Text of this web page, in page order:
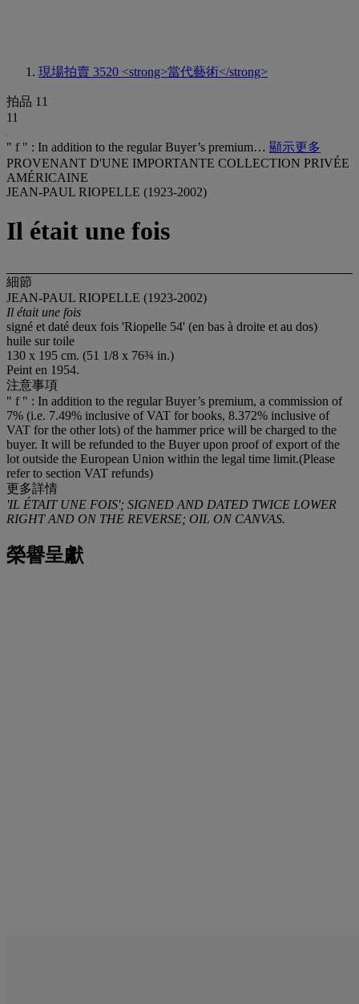
現場拍賣 3520 <strong>當代藝術</strong>
拍品 11
11
" f " : In addition to the regular Buyer’s premium… 顯示更多
PROVENANT D'UNE IMPORTANTE COLLECTION PRIVÉE
AMÉRICAINE
JEAN-PAUL RIOPELLE (1923-2002)
Il était une fois
細節
JEAN-PAUL RIOPELLE (1923-2002)
Il était une fois
signé et daté deux fois 'Riopelle 54' (en bas à droite et au dos)
huile sur toile
130 x 195 cm. (51 1/8 x 76¾ in.)
Peint en 1954.
注意事項
" f " : In addition to the regular Buyer’s premium, a commission of
7% (i.e. 7.49% inclusive of VAT for books, 8.372% inclusive of
VAT for the other lots) of the hammer price will be charged to the
buyer. It will be refunded to the Buyer upon proof of export of the
lot outside the European Union within the legal time limit.(Please
refer to section VAT refunds)
更多詳情
'IL ÉTAIT UNE FOIS'; SIGNED AND DATED TWICE LOWER
RIGHT AND ON THE REVERSE; OIL ON CANVAS.
榮譽呈獻